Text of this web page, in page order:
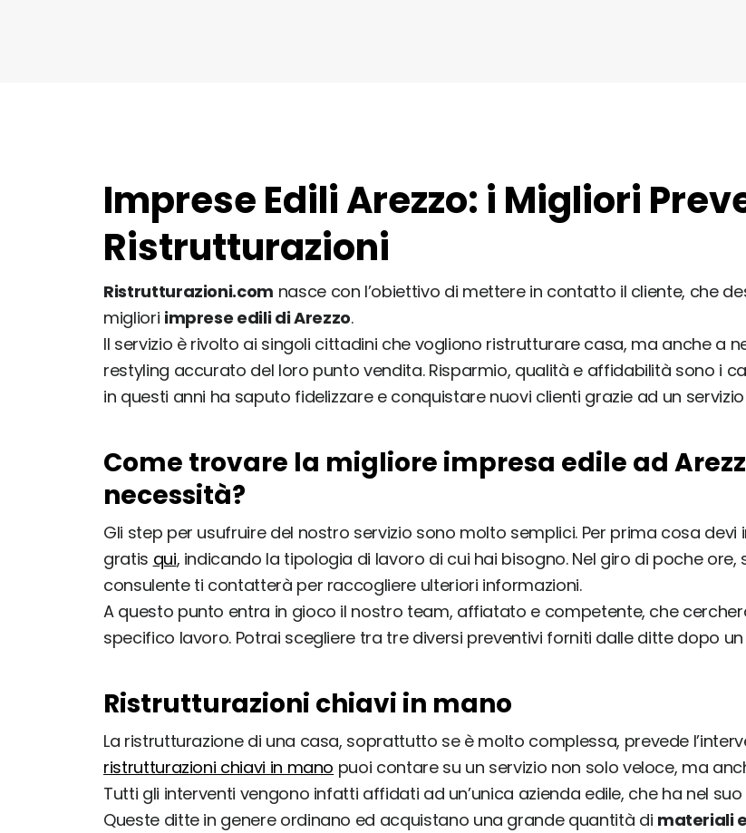
Imprese Edili Arezzo: i Migliori
Ristrutturazioni
Ristrutturazioni.com nasce con l’obiettivo di mettere in contatto il cliente, che
migliori imprese edili di Arezzo.
Il servizio è rivolto ai singoli cittadini che vogliono ristrutturare casa, ma anche a
restyling accurato del loro punto vendita. Risparmio, qualità e affidabilità sono i
in questi anni ha saputo fidelizzare e conquistare nuovi clienti grazie ad un
Come trovare la migliore impresa edile ad
necessità?
Gli step per usufruire del nostro servizio sono molto semplici. Per prima cosa
gratis qui, indicando la tipologia di lavoro di cui hai bisogno. Nel giro di poche
consulente ti contatterà per raccogliere ulteriori informazioni.
A questo punto entra in gioco il nostro team, affiatato e competente, che
specifico lavoro. Potrai scegliere tra tre diversi preventivi forniti dalle ditte dopo
Ristrutturazioni chiavi in mano
La ristrutturazione di una casa, soprattutto se è molto complessa, prevede
ristrutturazioni chiavi in mano puoi contare su un servizio non solo veloce, ma
Tutti gli interventi vengono infatti affidati ad un’unica azienda edile, che ha nel
Queste ditte in genere ordinano ed acquistano una grande quantità di materiali